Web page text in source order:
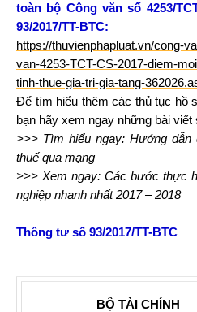
toàn bộ Công văn số 4253/
93/2017/TT-BTC:
https://thuvienphapluat.vn/cong-
van-4253-TCT-CS-2017-diem-
tinh-thue-gia-tri-gia-tang-
Để tìm hiểu thêm các thủ tục hồ
bạn hãy xem ngay những bài viết
>>> Tìm hiểu ngay: Hướng
thuế qua mạng
>>> Xem ngay: Các bước thực
nghiệp nhanh nhất 2017 – 2018
Thông tư số 93/2017/TT-BTC
BỘ TÀI CHÍNH